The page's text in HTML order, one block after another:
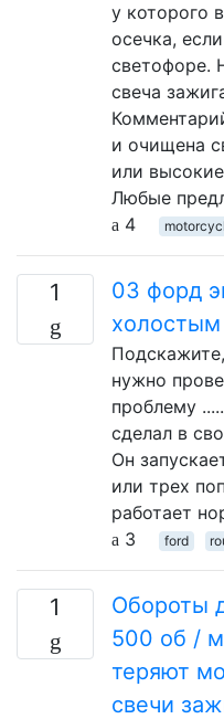
у которого
осечка,
светофоре.
свеча
и очищена
или
Любые
4
1
03 форд
холостым
нужно
проблему
сделал в
Он
или трех
работает
3
ford
1
Обороты
500 об /
теряют
свечи